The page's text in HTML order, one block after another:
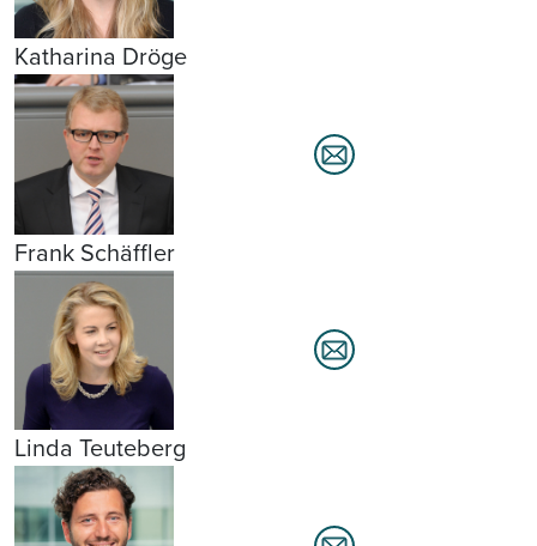
Katharina Dröge
Frank Schäffler
Linda Teuteberg